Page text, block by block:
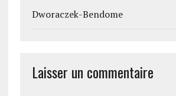
Dworaczek-Bendome
Laisser un commentaire